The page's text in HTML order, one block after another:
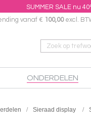
SUMMER SALE nu
vanaf € 100,00excl.
ONDERDELEN
Sieraad display